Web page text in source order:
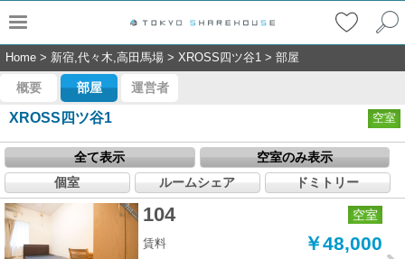
Home > 新宿,代々木,高田馬場 > XROSS四ツ谷1 > 部屋
概要 部屋 運営者
XROSS四ツ谷1 空室
全て表示
空室のみ表示
個室
ルームシェア ドミトリー
104 空室
賃料 ￥48,000